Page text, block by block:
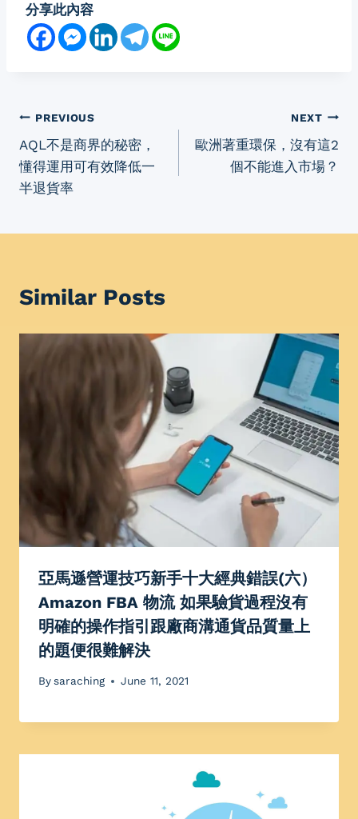
分享此內容
PREVIOUS
AQL不是商界的秘密，
懂得運用可有效降低一
半退貨率
NEXT
歐洲著重環保，沒有這2
個不能進入市場？
Similar Posts
亞馬遜營運技巧新手十大經典錯誤(六）
Amazon FBA 物流 如果驗貨過程沒有
明確的操作指引跟廠商溝通貨品質量上
的題便很難解決
Bysaraching June 11, 2021